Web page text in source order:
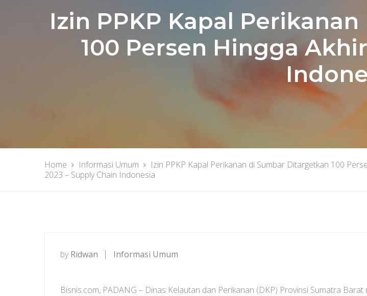
Izin PPKP Kapal
100 Persen Hingga
Home Informasi Umum
Izin PPKP Kapal Perikanan di Sumbar Ditargetkan 100
2023 – Supply Chain Indonesia
by Ridwan Informasi Umum
Bisnis.com, PADANG – Dinas Kelautan dan Perikanan (DKP) Provinsi Sumatra